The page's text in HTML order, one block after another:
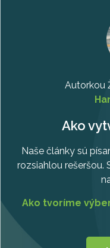
Autorkou
Ako
Naše články sú
rozsiahlou rešeršou.
Ako tvoríme